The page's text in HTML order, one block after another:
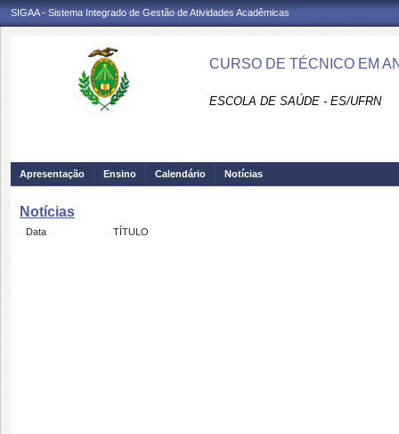
SIGAA - Sistema Integrado de Gestão de Atividades Acadêmicas
CURSO DE TÉCNICO EM
ESCOLA DE SAÚDE - ES/UFRN
Apresentação Ensino Calendário Notícias
Notícias
Data TÍTULO